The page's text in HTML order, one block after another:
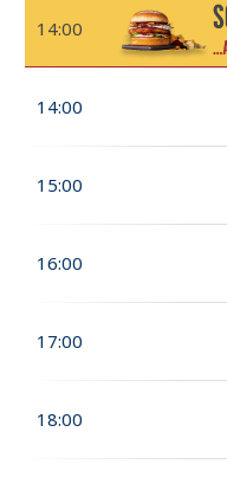
14:00
14:00
15:00
16:00
17:00
18:00